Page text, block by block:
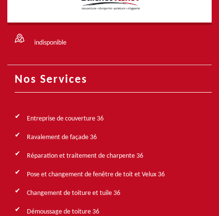
indisponible
Nos Services
Entreprise de couverture 36
Ravalement de façade 36
Réparation et traitement de charpente 36
Pose et changement de fenêtre de toit et Velux 36
Changement de toiture et tuile 36
Démoussage de toiture 36